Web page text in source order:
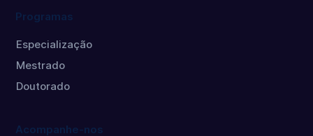
Programas
Especialização
Mestrado
Doutorado
Acompanhe-nos